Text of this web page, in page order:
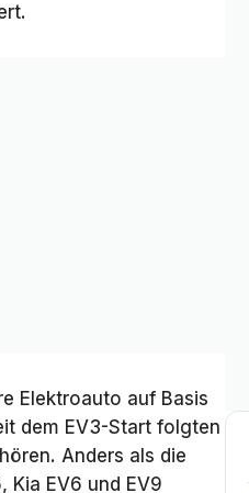
Elektroauto auf Basis
dem EV3-Start folgten
Anders als die
Kia EV6 und EV9